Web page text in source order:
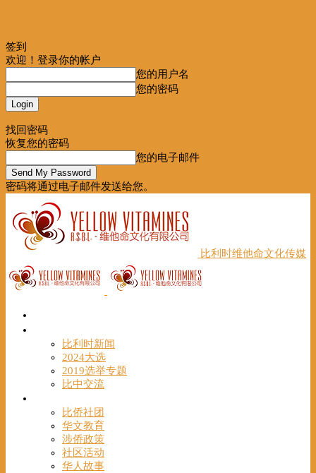
签到
欢迎！登录你的帐户
您的用户名
您的密码
找回密码
恢复您的密码
您的电子邮件
密码将通过电子邮件发送给您。
比利时维他命文化传媒
比利时新闻
2024大选
2019选举专题
比中交流
比侨社团
华文教育
涉侨政策
社区活动
华人故事